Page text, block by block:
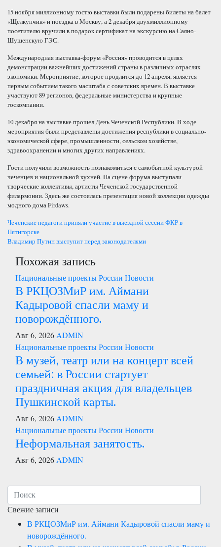
15 ноября миллионному гостю выставки были подарены билеты на балет
«Щелкунчик» и поездка в Москву, а 2 декабря двухмиллионному
посетителю вручили в подарок сертификат на экскурсию на Саяно-
Шушенскую ГЭС.
Международная выставка-форум «Россия» проводится в целях
демонстрации важнейших достижений страны в различных отраслях
экономики. Мероприятие, которое продлится до 12 апреля, является
первым событием такого масштаба с советских времен. В выставке
участвуют 89 регионов, федеральные министерства и крупные
госкомпании.
10 декабря на выставке прошел День Чеченской Республики. В ходе
мероприятия были представлены достижения республики в социально-
экономической сфере, промышленности, сельском хозяйстве,
здравоохранении и многих других направлениях.
Гости получили возможность познакомиться с самобытной культурой
чеченцев и национальной кухней. На сцене форума выступали
творческие коллективы, артисты Чеченской государственной
филармонии. Здесь же состоялась презентация новой коллекции одежды
модного дома Firdaws.
Навигация
по
записям
Чеченские педагоги приняли участие в выездной сессии ФКР в
Пятигорске
Владимир Путин выступит перед законодателями
Похожая запись
Национальные проекты России Новости
В РКЦОЗМиР им. Аймани
Кадыровой спасли маму и
новорождённого.
Авг 6, 2026 ADMIN
Национальные проекты России Новости
В музей, театр или на концерт всей
семьей: в России стартует
праздничная акция для владельцев
Пушкинской карты.
Авг 6, 2026 ADMIN
Национальные проекты России Новости
Неформальная занятость.
Авг 6, 2026 ADMIN
Свежие записи
В РКЦОЗМиР им. Аймани Кадыровой спасли маму и
новорождённого.